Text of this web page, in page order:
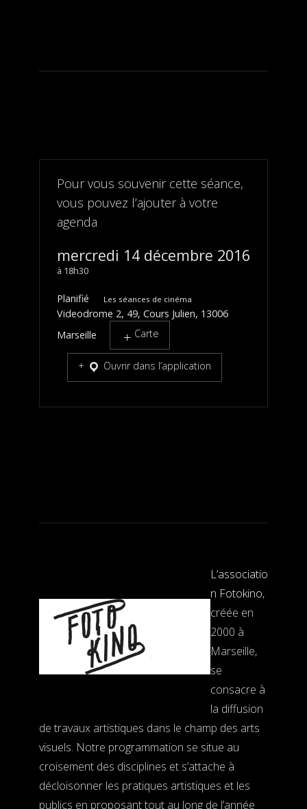
Pour vous souvenir cette séance,
vous pouvez l’ajouter à votre
agenda
mercredi 14 décembre 2016
18h30
Planifié Les séances de cinéma
Videodrome 2, 49, Cours Julien, 13006
Marseille
Carte
Ouvrir dans l’application
L’associatio
n Fotokino,
créée en
2000 à
Marseille,
se
consacre à
la diffusion
de travaux artistiques dans le champ des arts
visuels. Notre programmation se situe au
croisement des disciplines et s’attache à
décloisonner les pratiques artistiques et les
publics en proposant tout au long de l’année